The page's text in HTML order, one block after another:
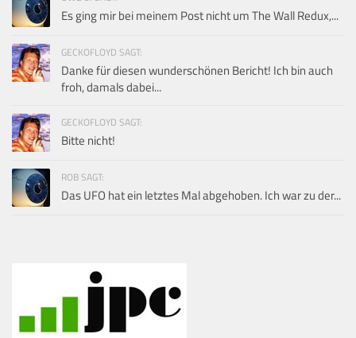
Es ging mir bei meinem Post nicht um The Wall Redux,...
GECKOFLOYD SAGT:
Danke für diesen wunderschönen Bericht! Ich bin auch
froh, damals dabei...
GECKOFLOYD SAGT:
Bitte nicht!
ROB SAGT:
Das UFO hat ein letztes Mal abgehoben. Ich war zu der...